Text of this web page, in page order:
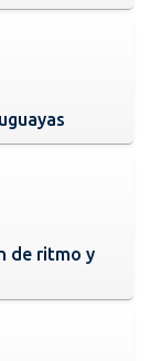
de ritmo y